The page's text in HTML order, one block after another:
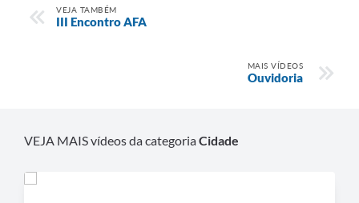
VEJA TAMBÉM
III Encontro AFA ️
MAIS VÍDEOS
Ouvidoria
VEJA MAIS vídeos da categoriaCidade